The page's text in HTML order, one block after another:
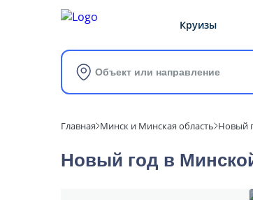
Круизы
Объект или направление
Главная Минск и Минская область Новый
Новый год в